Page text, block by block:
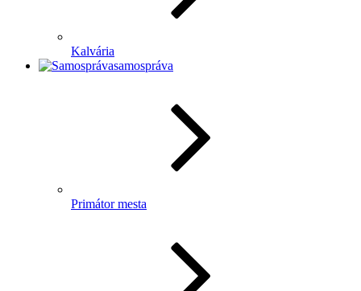
Kalvária
samospráva
Primátor mesta